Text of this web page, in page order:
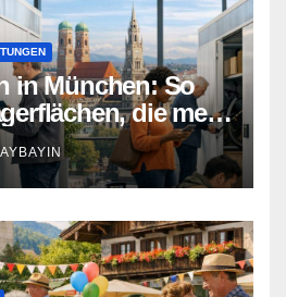
in München: So
die mehr
Stauraum